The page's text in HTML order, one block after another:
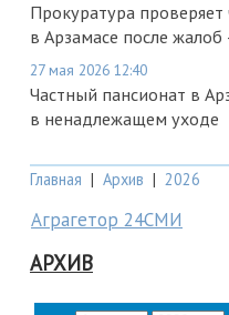
Прокуратура
в Арзамасе после
27 мая 2026 12:40
Частный пансионат в
в ненадлежащем уходе
Главная | Архив | 2026
Аграгетор 24СМИ
АРХИВ